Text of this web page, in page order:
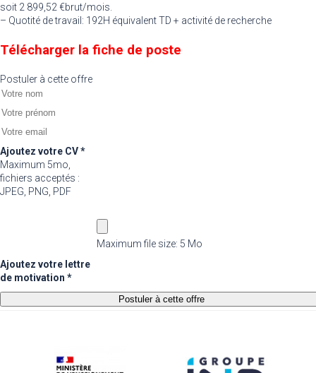
soit 2 899,52 €brut/mois.
– Quotité de travail: 192H équivalent TD + activité de recherche
Télécharger la fiche de poste
Postuler à cette offre
Ajoutez votre CV *
Maximum 5mo,
fichiers acceptés :
JPEG, PNG, PDF
Maximum file size: 5 Mo
Ajoutez votre lettre
de motivation *
Postuler à cette offre